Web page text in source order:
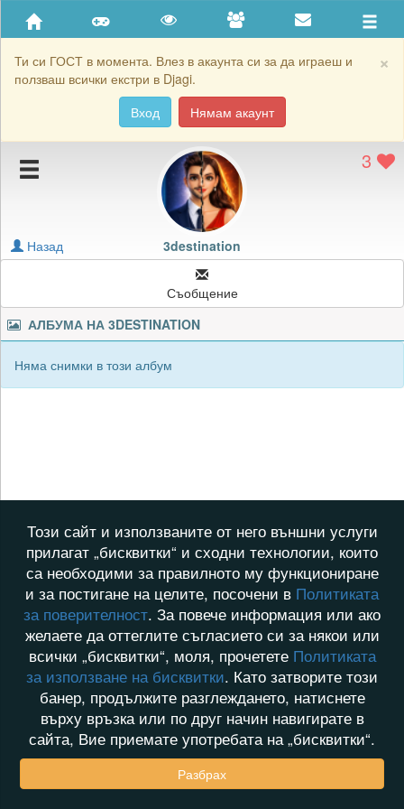
×
Ти си ГОСТ в момента. Влез в акаунта си за да играеш и
ползваш всички екстри в Djagi.
Вход
Нямам акаунт
Приятели
Хронология на игри
Подаръците на 3destination
Картичките на 3destination
Блокирай 3destination
3
3destination
Назад
Съобщение
АЛБУМА НА 3DESTINATION
Няма снимки в този албум
Този сайт и използваните от него външни услуги
прилагат „бисквитки“ и сходни технологии, които
са необходими за правилното му функциониране
и за постигане на целите, посочени в Политиката
за поверителност. За повече информация или ако
желаете да оттеглите съгласието си за някои или
всички „бисквитки“, моля, прочетете Политиката
за използване на бисквитки. Като затворите този
банер, продължите разглеждането, натиснете
върху връзка или по друг начин навигирате в
сайта, Вие приемате употребата на „бисквитки“.
Разбрах